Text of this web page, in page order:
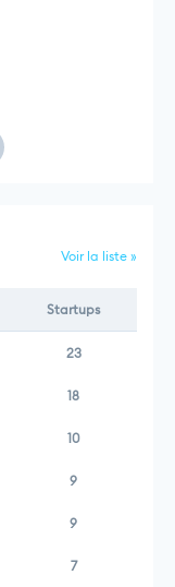
Voir la liste »
Startups
23
18
10
9
9
7